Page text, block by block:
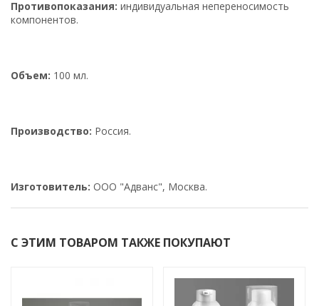
Противопоказания: индивидуальная непереносимость
компонентов.
Объем: 100 мл.
Производство: Россия.
Изготовитель: ООО "Адванс", Москва.
С ЭТИМ ТОВАРОМ ТАКЖЕ ПОКУПАЮТ